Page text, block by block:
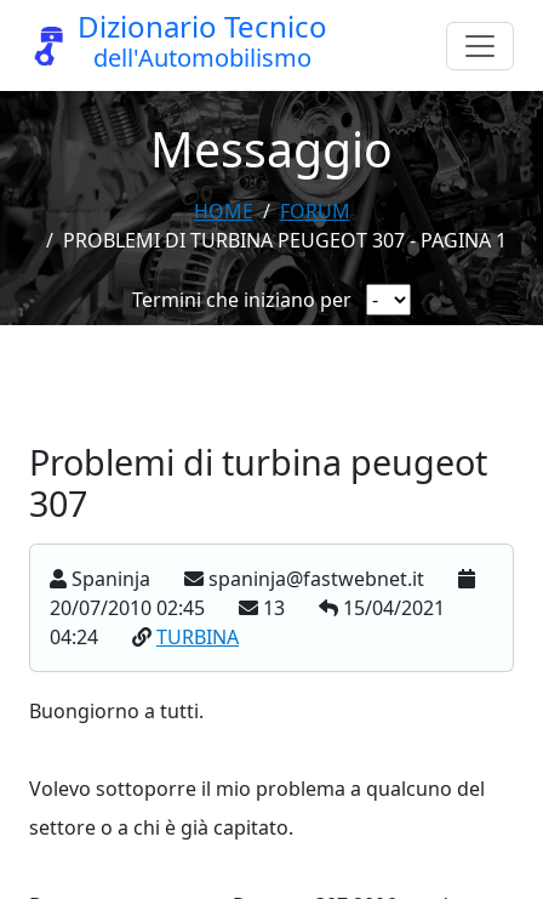
Dizionario Tecnico
dell'Automobilismo
Messaggio
HOME
FORUM
PROBLEMI DI TURBINA PEUGEOT 307 - PAGINA 1
Termini che iniziano per
Problemi di turbina peugeot
307
Spaninja
spaninja@fastwebnet.it
20/07/2010 02:45
13
15/04/2021
04:24
TURBINA
Buongiorno a tutti.
Volevo sottoporre il mio problema a qualcuno del
settore o a chi è già capitato.